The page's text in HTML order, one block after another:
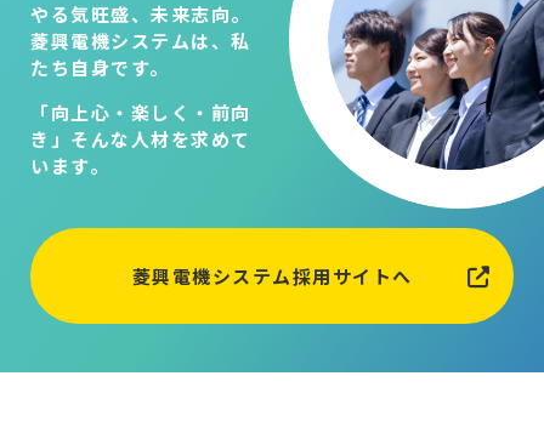
やる気旺盛、未来志向。
菱興電機システムは、私
たち自身です。
「向上心・楽しく・前向
き」そんな人材を求めて
います。
菱興電機システム採用サイトへ